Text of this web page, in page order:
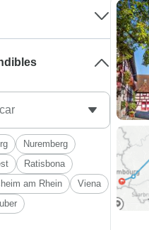
Nuremberg
Ratisbona
am Rhein
Viena